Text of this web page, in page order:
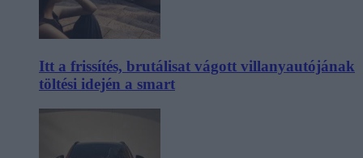
Itt a frissítés, brutálisat vágott villanyautójának
töltési idején a smart